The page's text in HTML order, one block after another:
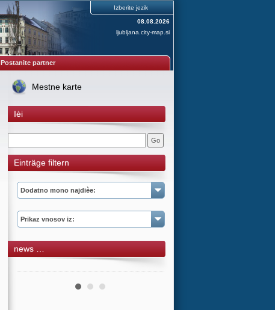
Izberite jezik
08.08.2026
ljubljana.city-map.si
Postanite partner
Mestne karte
Ièi
Einträge filtern
Dodatno mono najdièe:
Prikaz vnosov iz:
news …